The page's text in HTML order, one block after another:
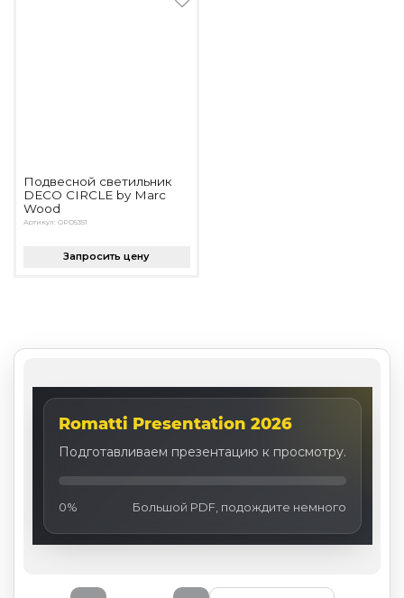
Подвесной светильник
DECO CIRCLE by Marc
Wood
Артикул: OPD5351
Запросить цену
Romatti Presentation 2026
Подготавливаем презентацию к просмотру.
0% Большой PDF, подождите немного